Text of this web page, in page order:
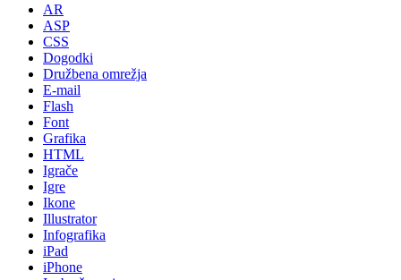
AR
ASP
CSS
Dogodki
Družbena omrežja
E-mail
Flash
Font
Grafika
HTML
Igrače
Igre
Ikone
Illustrator
Infografika
iPad
iPhone